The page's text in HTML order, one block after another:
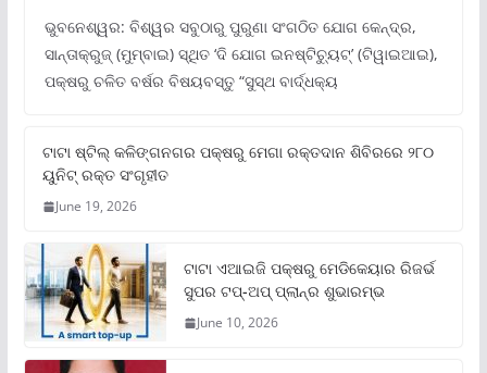
ଭୁବନେଶ୍ୱର: ବିଶ୍ୱର ସବୁଠାରୁ ପୁରୁଣା ସଂଗଠିତ ଯୋଗ କେନ୍ଦ୍ର,
ସାନ୍ତାକ୍ରୁଜ୍ (ମୁମ୍ବାଇ) ସ୍ଥିତ ‘ଦି ଯୋଗ ଇନଷ୍ଟିଚ୍ୟୁଟ୍‌’ (ଟିୱାଇଆଇ),
ପକ୍ଷରୁ ଚଳିତ ବର୍ଷର ବିଷୟବସ୍ତୁ “ସୁସ୍ଥ ବାର୍ଦ୍ଧକ୍ୟ
ଟାଟା ଷ୍ଟିଲ୍‌ କଳିଙ୍ଗନଗର ପକ୍ଷରୁ ମେଗା ରକ୍ତଦାନ ଶିବିରରେ ୨୮୦
ୟୁନିଟ୍‌ ରକ୍ତ ସଂଗୃହୀତ
June 19, 2026
ଟାଟା ଏଆଇଜି ପକ୍ଷରୁ ମେଡିକେୟାର ରିଜର୍ଭ
ସୁପର ଟପ୍‌-ଅପ୍ ପ୍ଲାନ୍‌ର ଶୁଭାରମ୍ଭ
June 10, 2026